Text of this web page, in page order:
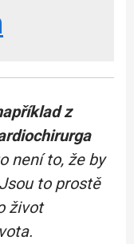
z
není to, že by
to prostě
život